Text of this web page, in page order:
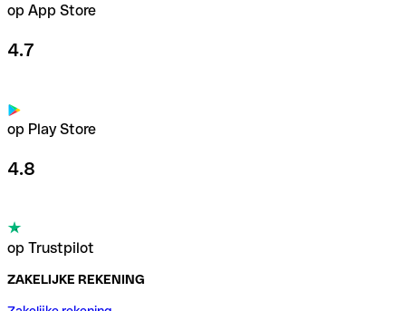
op App Store
4.7
op Play Store
4.8
op Trustpilot
ZAKELIJKE REKENING